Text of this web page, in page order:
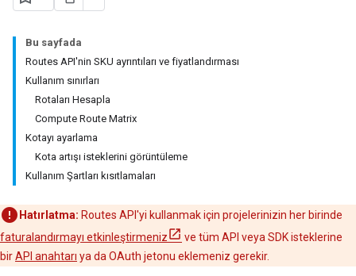
Bu sayfada
Routes API'nin SKU ayrıntıları ve fiyatlandırması
Kullanım sınırları
Rotaları Hesapla
Compute Route Matrix
Kotayı ayarlama
Kota artışı isteklerini görüntüleme
Kullanım Şartları kısıtlamaları
Hatırlatma: Routes API'yi kullanmak için projelerinizin her birinde
faturalandırmayı etkinleştirmeniz
ve tüm API veya SDK isteklerine
birAPI anahtarı ya da OAuth jetonu eklemeniz gerekir.